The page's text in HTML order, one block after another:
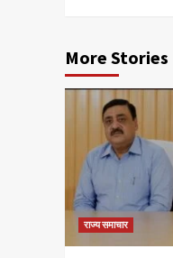
More Stories
राज्य समाचार